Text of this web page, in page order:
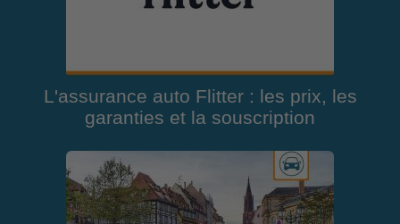
L'assurance auto Flitter : les prix, les
garanties et la souscription